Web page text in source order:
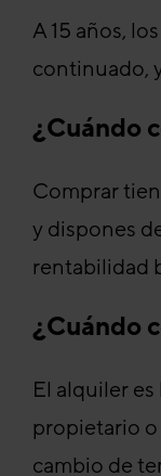
A 15 años,
continuado,
¿Cuándo
Comprar
y dispones
rentabilidad
¿Cuándo
El alquiler
propietario o
cambio de